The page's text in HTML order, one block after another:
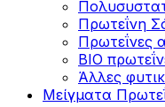
Πρωτεΐνη
Πρωτεΐνες
ΒIO
Άλλες
Μείγματα